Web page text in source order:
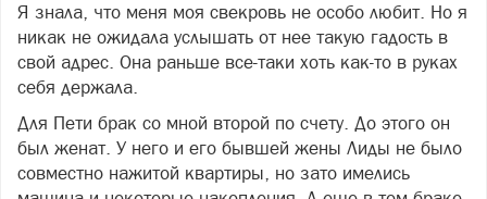
Фото freepik.com
Я знала, что меня моя свекровь не особо любит. Но я
никак не ожидала услышать от нее такую гадость в
свой адрес. Она раньше все-таки хоть как-то в руках
себя держала.
Для Пети брак со мной второй по счету. До этого он
был женат. У него и его бывшей жены Лиды не было
совместно нажитой квартиры, но зато имелись